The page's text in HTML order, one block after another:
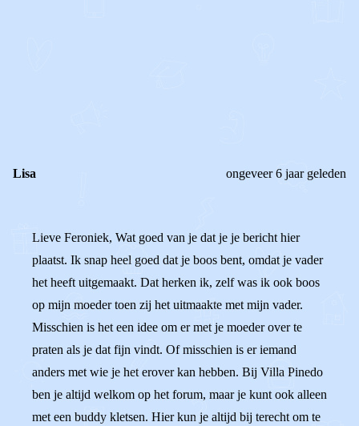
Lisa ongeveer 6 jaar geleden
Lieve Feroniek, Wat goed van je dat je je bericht hier
plaatst. Ik snap heel goed dat je boos bent, omdat je vader
het heeft uitgemaakt. Dat herken ik, zelf was ik ook boos
op mijn moeder toen zij het uitmaakte met mijn vader.
Misschien is het een idee om er met je moeder over te
praten als je dat fijn vindt. Of misschien is er iemand
anders met wie je het erover kan hebben. Bij Villa Pinedo
ben je altijd welkom op het forum, maar je kunt ook alleen
met een buddy kletsen. Hier kun je altijd bij terecht om te